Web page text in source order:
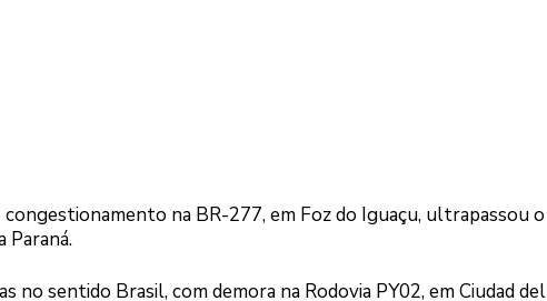
congestionamento na BR-277, em Foz do Iguaçu, ultrapassou o
Paraná.
no sentido Brasil, com demora na Rodovia PY02, em Ciudad del